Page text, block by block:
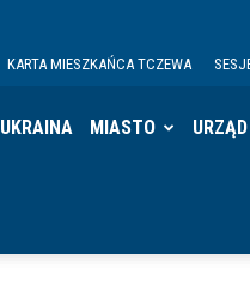
KARTA MIESZKAŃCA TCZEWA
UKRAINA MIASTO URZĄD